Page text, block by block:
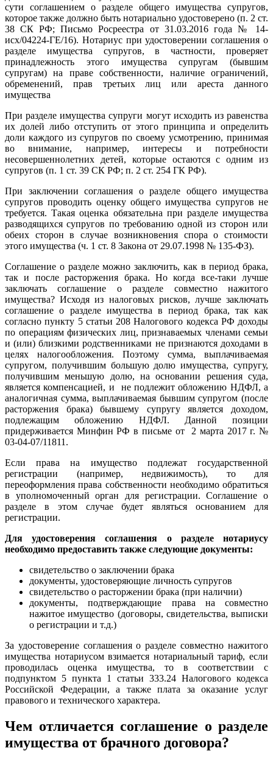
сути соглашением о разделе общего имущества супругов,
которое также должно быть нотариально удостоверено (п. 2 ст.
38 СК РФ; Письмо Росреестра от 31.03.2016 года № 14-
исх/04224-ГЕ/16). Нотариус при удостоверении соглашения о
разделе имущества супругов, в частности, проверяет
принадлежность этого имущества супругам (бывшим
супругам) на праве собственности, наличие ограничений,
обременений, прав третьих лиц или ареста данного
имущества
При разделе имущества супруги могут исходить из равенства
их долей либо отступить от этого принципа и определить
доли каждого из супругов по своему усмотрению, принимая
во внимание, например, интересы и потребности
несовершеннолетних детей, которые остаются с одним из
супругов (п. 1 ст. 39 СК РФ; п. 2 ст. 254 ГК РФ).
При заключении соглашения о разделе общего имущества
супругов проводить оценку общего имущества супругов не
требуется. Такая оценка обязательна при разделе имущества
разводящихся супругов по требованию одной из сторон или
обеих сторон в случае возникновения спора о стоимости
этого имущества (ч. 1 ст. 8 Закона от 29.07.1998 № 135-ФЗ).
Соглашение о разделе можно заключить, как в период брака,
так и после расторжения брака. Но когда все-таки лучше
заключать соглашение о разделе совместно нажитого
имущества? Исходя из налоговых рисков, лучше заключать
соглашение о разделе имущества в период брака, так как
согласно пункту 5 статьи 208 Налогового кодекса РФ доходы
по операциям физических лиц, признаваемых членами семьи
и (или) близкими родственниками не признаются доходами в
целях налогообложения. Поэтому сумма, выплачиваемая
супругом, получившим большую долю имущества, супругу,
получившим меньшую долю, на основании решения суда,
является компенсацией, и не подлежит обложению НДФЛ, а
аналогичная сумма, выплачиваемая бывшим супругом (после
расторжения брака) бывшему супругу является доходом,
подлежащим обложению НДФЛ. Данной позиции
придерживается Минфин РФ в письме от 2 марта 2017 г. №
03-04-07/11811.
Если права на имущество подлежат государственной
регистрации (например, недвижимость), то для
переоформления права собственности необходимо обратиться
в уполномоченный орган для регистрации. Соглашение о
разделе в этом случае будет являться основанием для
регистрации.
Для удостоверения соглашения о разделе нотариусу
необходимо предоставить также следующие документы:
свидетельство о заключении брака
документы, удостоверяющие личность супругов
свидетельство о расторжении брака (при наличии)
документы, подтверждающие права на совместно
нажитое имущество (договоры, свидетельства, выписки
о регистрации и т.д.)
За удостоверение соглашения о разделе совместно нажитого
имущества нотариусом взимается нотариальный тариф, если
проводилась оценка имущества, то в соответствии с
подпунктом 5 пункта 1 статьи 333.24 Налогового кодекса
Российской Федерации, а также плата за оказание услуг
правового и технического характера.
Чем отличается соглашение о разделе
имущества от брачного договора?